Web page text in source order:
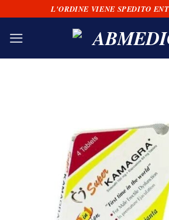
contenuti
L'ORDINE VIENE SPEDITO